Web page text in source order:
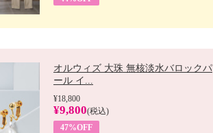
オルウィズ 大珠 無核淡水バロックパ
ール イ...
¥18,800
¥9,800(税込)
47%OFF